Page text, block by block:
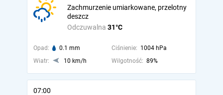
Odczuwalna 31°C
Zachmurzenie umiarkowane, przelotny
deszcz
Opad: 0.1 mm Ciśnienie: 1004 hPa
Wiatr:
10 km/h Wilgotność: 89%
07:00